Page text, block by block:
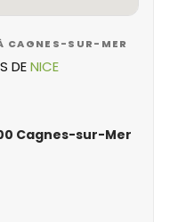
CAGNES-SUR-MER
DENICE
Cagnes-sur-Mer